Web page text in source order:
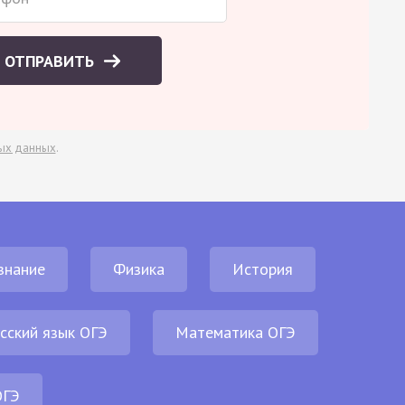
ОТПРАВИТЬ
данных.
Физика История
язык ОГЭ Математика ОГЭ